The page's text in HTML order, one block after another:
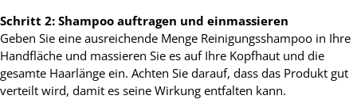
Schritt 2: Shampoo auftragen und einmassieren
Geben Sie eine ausreichende Menge Reinigungsshampoo in Ihre
Handfläche und massieren Sie es auf Ihre Kopfhaut und die
gesamte Haarlänge ein. Achten Sie darauf, dass das Produkt gut
verteilt wird, damit es seine Wirkung entfalten kann.